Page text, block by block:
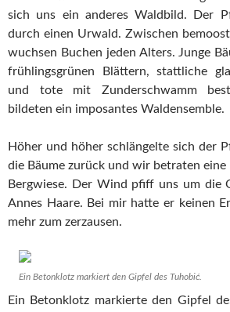
sich uns ein anderes Waldbild. Der
durch einen Urwald. Zwischen
wuchsen Buchen jeden Alters. Junge
frühlingsgrünen Blättern, stattliche
und tote mit Zunderschwamm
bildeten ein imposantes Waldensemble.
Höher und höher schlängelte sich der
die Bäume zurück und wir betraten
Bergwiese. Der Wind pfiff uns um die
Annes Haare. Bei mir hatte er keinen
mehr zum zerzausen.
Ein Betonklotz markiert den Gipfel des Tuhobić.
Ein Betonklotz markierte den Gipfel